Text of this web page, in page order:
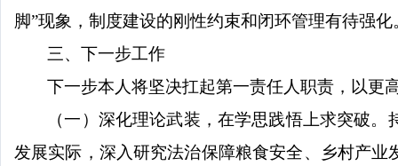
脚”现象，制度建设的刚性约束和闭环管理有待强化
三、下一步工作
下一步本人将坚决扛起第一责任人职责，以更
（一）深化理论武装，在学思践悟上求突破。
发展实际，深入研究法治保障粮食安全、乡村产